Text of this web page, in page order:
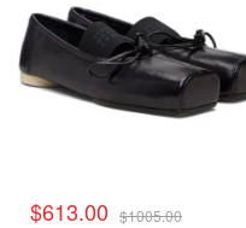
$613.00 $1005.00